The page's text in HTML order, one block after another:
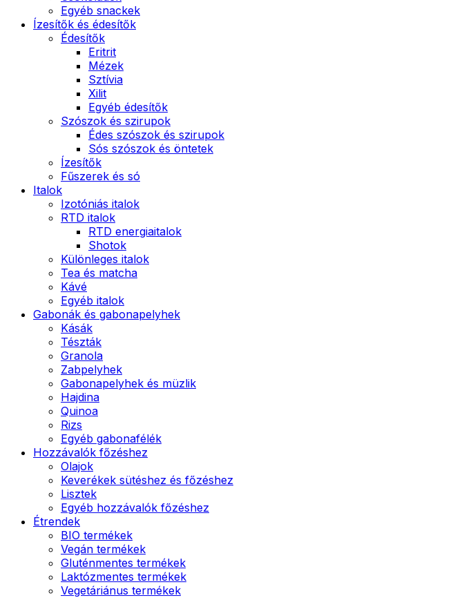
Egyéb snackek
Ízesítők és édesítők
Édesítők
Eritrit
Mézek
Sztívia
Xilit
Egyéb édesítők
Szószok és szirupok
Édes szószok és szirupok
Sós szószok és öntetek
Ízesítők
Fűszerek és só
Italok
Izotóniás italok
RTD italok
RTD energiaitalok
Shotok
Különleges italok
Tea és matcha
Kávé
Egyéb italok
Gabonák és gabonapelyhek
Kásák
Tészták
Granola
Zabpelyhek
Gabonapelyhek és müzlik
Hajdina
Quinoa
Rizs
Egyéb gabonafélék
Hozzávalók főzéshez
Olajok
Keverékek sütéshez és főzéshez
Lisztek
Egyéb hozzávalók főzéshez
Étrendek
BIO termékek
Vegán termékek
Gluténmentes termékek
Laktózmentes termékek
Vegetáriánus termékek